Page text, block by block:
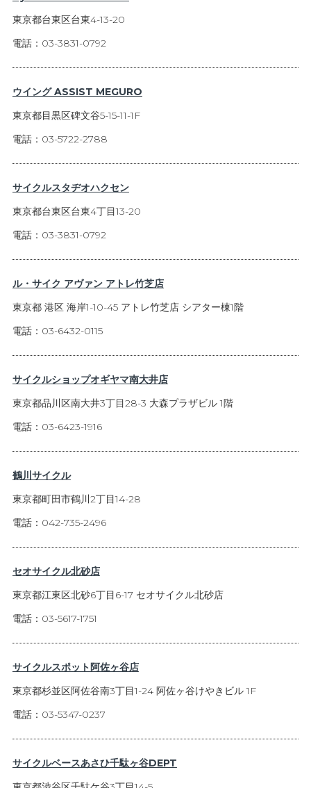
東京都台東区台東4-13-20
電話：03-3831-0792
ウイング ASSIST MEGURO
東京都目黒区碑文谷5-15-11-1F
電話：03-5722-2788
サイクルスタヂオハクセン
東京都台東区台東4丁目13-20
電話：03-3831-0792
ル・サイク アヴァン アトレ竹芝店
東京都 港区 海岸1-10-45 アトレ竹芝店 シアター棟1階
電話：03-6432-0115
サイクルショップオギヤマ南大井店
東京都品川区南大井3丁目28-3 大森プラザビル 1階
電話：03-6423-1916
鶴川サイクル
東京都町田市鶴川2丁目14-28
電話：042-735-2496
セオサイクル北砂店
東京都江東区北砂6丁目6-17 セオサイクル北砂店
電話：03-5617-1751
サイクルスポット阿佐ヶ谷店
東京都杉並区阿佐谷南3丁目1-24 阿佐ヶ谷けやきビル 1F
電話：03-5347-0237
サイクルベースあさひ千駄ヶ谷DEPT